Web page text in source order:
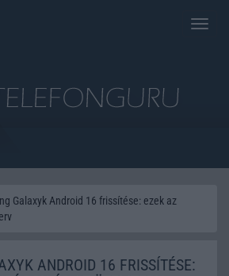
Toggle
Galaxyk Android 16 frissítése: ezek az
ANDROID 16 FRISSÍTÉSE: